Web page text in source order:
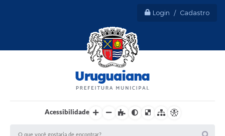
Login / Cadastro
Acessibilidade